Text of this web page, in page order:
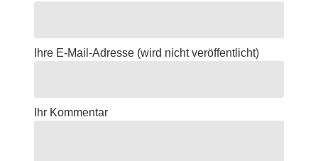
Ihre E-Mail-Adresse (wird nicht veröffentlicht)
Ihr Kommentar